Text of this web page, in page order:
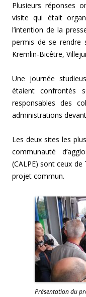
Plusieurs réponses
visite qui était
l’intention de la
permis de se rendre
Kremlin-Bicêtre,
Une journée
étaient confrontés
responsables des
administrations
Les deux sites les
communauté
(CALPE) sont ceux de
projet commun.
Présentation du